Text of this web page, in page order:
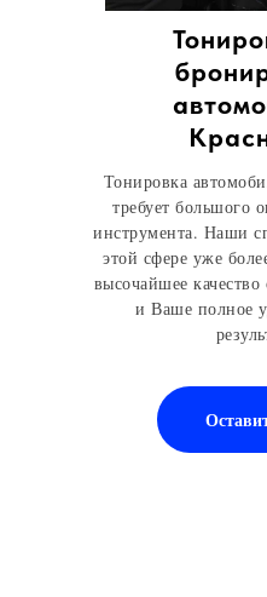
Тонировка
требует большого
инструмента. Наши
этой сфере уже
высочайшее
и Ваше полное